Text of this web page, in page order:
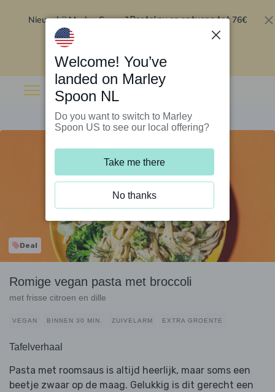
Nieuw bij Marley Spoon?Bestel nu en ontvang tot 76€
Deal
Romige vegan pasta met broccoli
met frisse citroen en dille
VEGAN BINNEN 30 MIN. ZUIVELARM EXTRA GROENTE
Tafelverhaal
Pasta met roomsaus is altijd heerlijk, maar soms een
beetje zwaar op de maag. Gelukkig is dit gerecht een
Welcome! You’ve
landed on Marley
Spoon NL
Do you want to switch to Marley
Spoon US to see our local offering?
Take me there
No thanks